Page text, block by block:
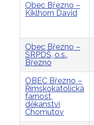
Obec Březno –
Kiklhorn David
Obec Březno –
SRPDŠ, o.s.,
Březno
OBEC Březno –
Římskokatolická
farnost,
děkanství
Chomutov